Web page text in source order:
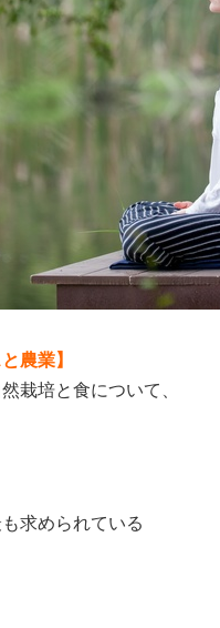
農業】
栽培と食について、
求められている